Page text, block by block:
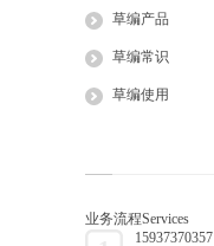
草编产品
草编常识
草编使用
业务流程Services
15937370357